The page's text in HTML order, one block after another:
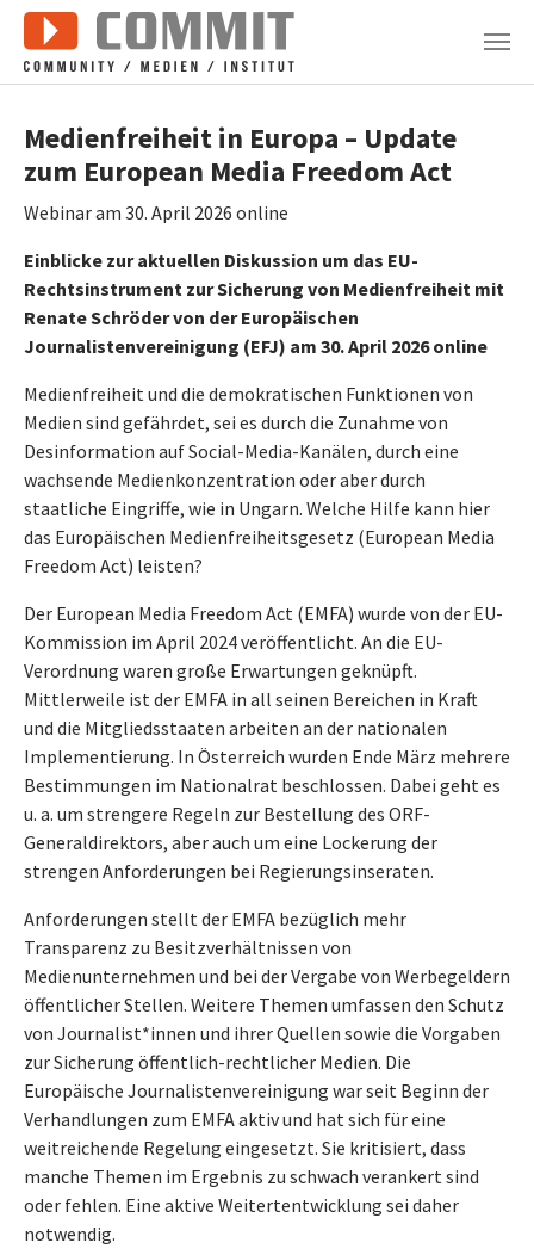
Zum Hauptinhalt springen
Medienfreiheit in Europa – Update
zum European Media Freedom Act
Webinar am 30. April 2026 online
Einblicke zur aktuellen Diskussion um das EU-
Rechtsinstrument zur Sicherung von Medienfreiheit mit
Renate Schröder von der Europäischen
Journalistenvereinigung (EFJ) am 30. April 2026 online
Medienfreiheit und die demokratischen Funktionen von
Medien sind gefährdet, sei es durch die Zunahme von
Desinformation auf Social-Media-Kanälen, durch eine
wachsende Medienkonzentration oder aber durch
staatliche Eingriffe, wie in Ungarn. Welche Hilfe kann hier
das Europäischen Medienfreiheitsgesetz (European Media
Freedom Act) leisten?
Der European Media Freedom Act (EMFA) wurde von der EU-
Kommission im April 2024 veröffentlicht. An die EU-
Verordnung waren große Erwartungen geknüpft.
Mittlerweile ist der EMFA in all seinen Bereichen in Kraft
und die Mitgliedsstaaten arbeiten an der nationalen
Implementierung. In Österreich wurden Ende März mehrere
Bestimmungen im Nationalrat beschlossen. Dabei geht es
u. a. um strengere Regeln zur Bestellung des ORF-
Generaldirektors, aber auch um eine Lockerung der
strengen Anforderungen bei Regierungsinseraten.
Anforderungen stellt der EMFA bezüglich mehr
Transparenz zu Besitzverhältnissen von
Medienunternehmen und bei der Vergabe von Werbegeldern
öffentlicher Stellen. Weitere Themen umfassen den Schutz
von Journalist*innen und ihrer Quellen sowie die Vorgaben
zur Sicherung öffentlich-rechtlicher Medien. Die
Europäische Journalistenvereinigung war seit Beginn der
Verhandlungen zum EMFA aktiv und hat sich für eine
weitreichende Regelung eingesetzt. Sie kritisiert, dass
manche Themen im Ergebnis zu schwach verankert sind
oder fehlen. Eine aktive Weitertentwicklung sei daher
notwendig.